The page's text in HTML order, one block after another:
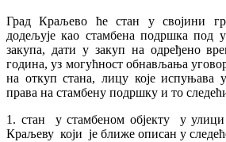
Град Краљево ће стан у својини
додељује као стамбена подршка под
закупа, дати у закуп на одређено
година, уз могућност обнављања
на откуп стана, лицу које испуњава
права на стамбену подршку и то
1. стан у стамбеном објекту у улици
Краљеву који је ближе описан у